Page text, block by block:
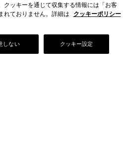
クッキーを通じて収集する情報には「お客
れておりません。詳細は
クッキーポリシー
クッキー設定
しない